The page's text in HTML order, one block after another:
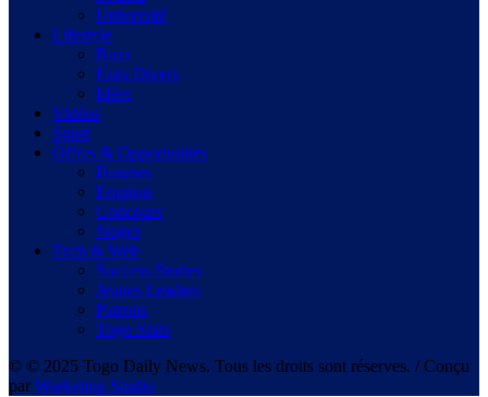
Université
Lifestyle
Buzz
Faits Divers
Idées
Vidéos
Sport
Offres & Opportunités
Bourses
Emplois
Concours
Stages
Tech & Web
Success Stories
Jeunes Leaders
Patrons
Togo Stars
© © 2025 Togo Daily News. Tous les droits sont réserves. / Conçu
par Warketing Studio